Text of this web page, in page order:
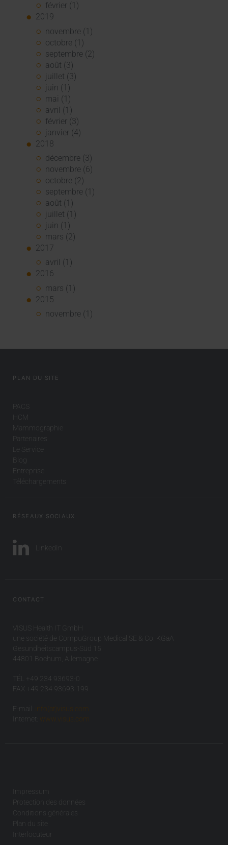
février (1)
2019
novembre (1)
octobre (1)
septembre (2)
août (3)
juillet (3)
juin (1)
mai (1)
avril (1)
février (3)
janvier (4)
2018
décembre (3)
novembre (6)
octobre (2)
septembre (1)
août (1)
juillet (1)
juin (1)
mars (2)
2017
avril (1)
2016
mars (1)
2015
novembre (1)
PLAN DU SITE
PACS
HCM
Mammographie
Partenaires
Le Service
Blog
Entreprise
Téléchargements
RÉSEAUX SOCIAUX
LinkedIn
CONTACT
VISUS Health IT GmbH
une société de CompuGroup Medical SE & Co. KGaA
Gesundheitscampus-Süd 15
44801 Bochum, Allemagne
TÉL +49 234 93693-0
FAX +49 234 93693-199
E-mail:
info(at)visus.com
Internet:
www.visus.com
Impressum
Protection des données
Conditions générales
Plan du site
Interlocuteur